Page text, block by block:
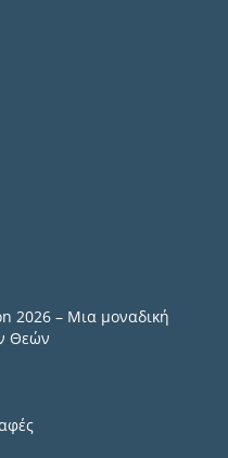
2026 – Μια μοναδική
Θεών